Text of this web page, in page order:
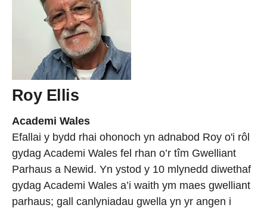
Roy Ellis
Academi Wales
Efallai y bydd rhai ohonoch yn adnabod Roy o'i rôl
gydag Academi Wales fel rhan o’r tîm Gwelliant
Parhaus a Newid. Yn ystod y 10 mlynedd diwethaf
gydag Academi Wales a’i waith ym maes gwelliant
parhaus; gall canlyniadau gwella yn yr angen i